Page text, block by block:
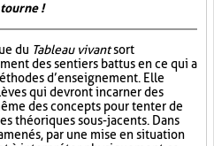
!
du Tableau vivantsort
des sentiers battus en ce qui a
d’enseignement. Elle
qui devront incarner des
des concepts pour tenter de
théoriques sous-jacents. Dans
par une mise en situation